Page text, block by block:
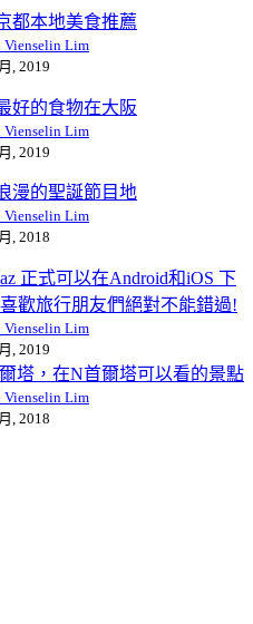
都本地美食推薦
Vienselin Lim
, 2019
好的食物在大阪
Vienselin Lim
, 2019
漫的聖誕節目地
Vienselin Lim
, 2018
正式可以在Android和iOS 下
歡旅行朋友們絕對不能錯過!
Vienselin Lim
, 2019
塔，在N首爾塔可以看的景點
Vienselin Lim
, 2018